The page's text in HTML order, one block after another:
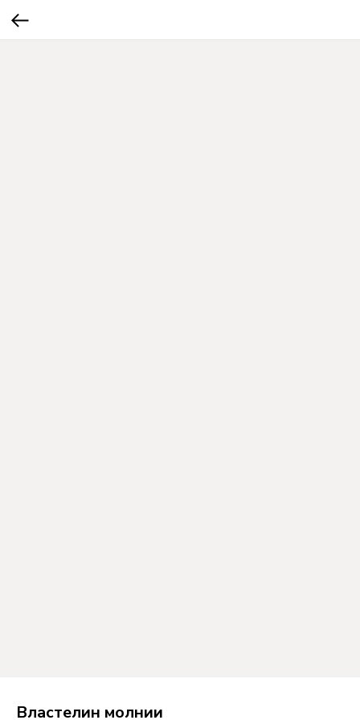
Властелин молнии